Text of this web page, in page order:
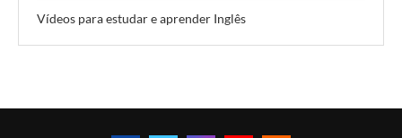
Vídeos para estudar e aprender Inglês